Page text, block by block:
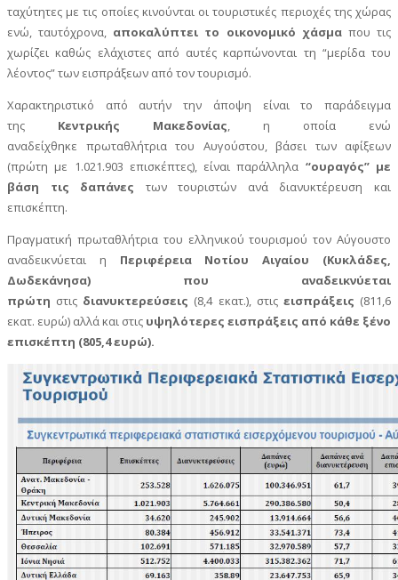
ταχύτητες με τις οποίες κινούνται οι τουριστικές περιοχές της χώρας
ενώ, ταυτόχρονα, αποκαλύπτει το οικονομικό χάσμα που τις
χωρίζει καθώς ελάχιστες από αυτές καρπώνονται τη “μερίδα του
λέοντος” των εισπράξεων από τον τουρισμό.
Χαρακτηριστικό από αυτήν την άποψη είναι το παράδειγμα
της Κεντρικής Μακεδονίας, η οποία ενώ
αναδείχθηκε πρωταθλήτρια του Αυγούστου, βάσει των αφίξεων
(πρώτη με 1.021.903 επισκέπτες), είναι παράλληλα “ουραγός” με
βάση τις δαπάνες των τουριστών ανά διανυκτέρευση και
επισκέπτη.
Πραγματική πρωταθλήτρια του ελληνικού τουρισμού τον Αύγουστο
αναδεικνύεται η Περιφέρεια Νοτίου Αιγαίου (Κυκλάδες,
Δωδεκάνησα) που αναδεικνύεται
πρώτη στις διανυκτερεύσεις (8,4 εκατ.), στις εισπράξεις (811,6
εκατ. ευρώ) αλλά και στις υψηλότερες εισπράξεις από κάθε ξένο
επισκέπτη (805,4 ευρώ).